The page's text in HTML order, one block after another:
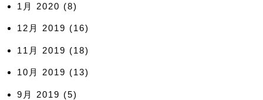
1月 2020 (8)
12月 2019 (16)
11月 2019 (18)
10月 2019 (13)
9月 2019 (5)